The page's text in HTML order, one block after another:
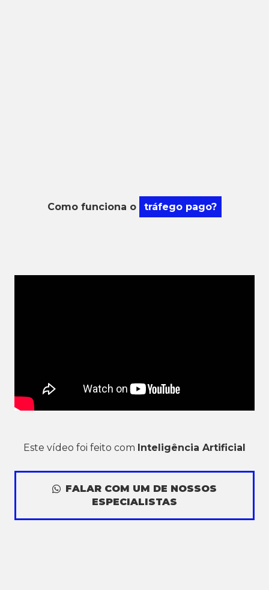
Como funciona o tráfego pago?
Este vídeo foi feito com Inteligência Artificial
FALAR COM UM DE NOSSOS
ESPECIALISTAS